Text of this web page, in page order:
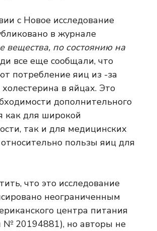
с Новое исследование
в журнале
вещества, по состоянию на
все еще сообщали, что
потребление яиц из -за
в яйцах. Это
дополнительного
как для широкой
так и для медицинских
пользы яиц для
что это исследование
неограниченным
центра питания
№ 20194881), но авторы не